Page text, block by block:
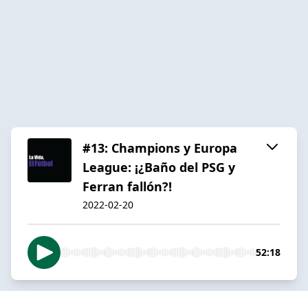
#13: Champions y Europa
League: ¡¿Baño del PSG y
Ferran fallón?!
2022-02-20
52:18